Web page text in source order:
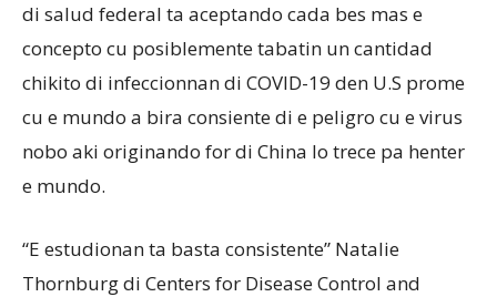
di salud federal ta aceptando cada bes mas e
concepto cu posiblemente tabatin un cantidad
chikito di infeccionnan di COVID-19 den U.S prome
cu e mundo a bira consiente di e peligro cu e virus
nobo aki originando for di China lo trece pa henter
e mundo.
“E estudionan ta basta consistente” Natalie
Thornburg di Centers for Disease Control and